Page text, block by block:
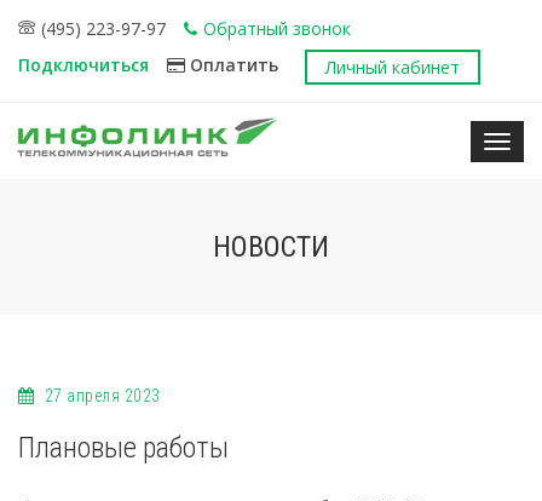
(495) 223-97-97
Обратный звонок
Подключиться
Оплатить Личный кабинет
НОВОСТИ
27 апреля 2023
Плановые работы